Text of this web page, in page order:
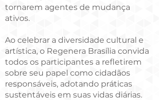
tornarem agentes de mudança
ativos.
Ao celebrar a diversidade cultural e
artística, o Regenera Brasília convida
todos os participantes a refletirem
sobre seu papel como cidadãos
responsáveis, adotando práticas
sustentáveis em suas vidas diárias.